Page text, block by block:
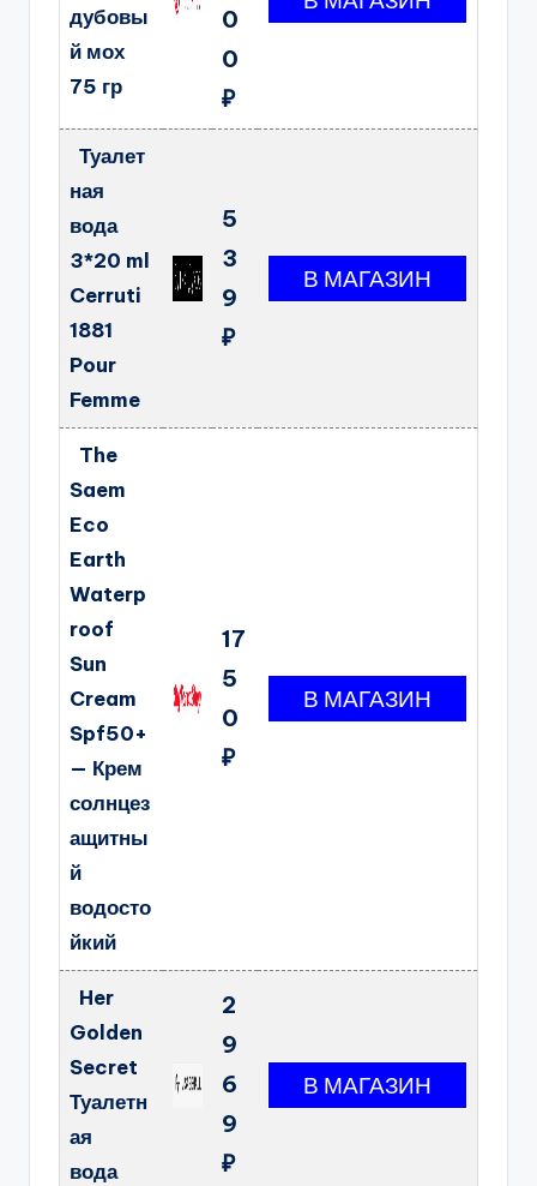
дубовы
й мох
75 гр
0
0
₽
Туалет
ная
вода
3*20 ml
Cerruti
1881
Pour
Femme
5
3
9
₽
The
Saem
Eco
Earth
Waterp
roof
Sun
Cream
Spf50+
— Крем
солнцез
ащитны
й
водосто
йкий
17
5
0
₽
Her
Golden
Secret
Туалетн
ая
вода
2
9
6
9
₽